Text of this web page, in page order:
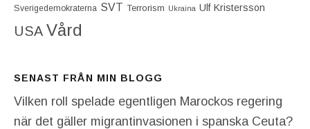
Sverigedemokraterna SVT Terrorism Ukraina Ulf Kristersson
USA Vård
SENAST FRÅN MIN BLOGG
Vilken roll spelade egentligen Marockos regering
när det gäller migrantinvasionen i spanska Ceuta?